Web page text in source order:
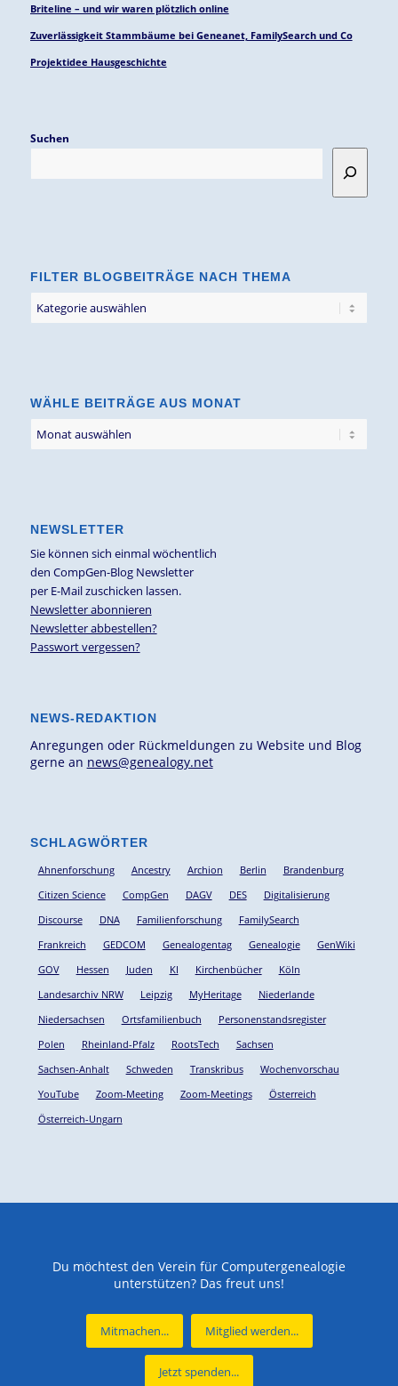
Briteline – und wir waren plötzlich online
Zuverlässigkeit Stammbäume bei Geneanet, FamilySearch und Co
Projektidee Hausgeschichte
Suchen
FILTER BLOGBEITRÄGE NACH THEMA
Blogbeiträge
WÄHLE BEITRÄGE AUS MONAT
NEWSLETTER
Sie können sich einmal wöchentlich
den CompGen-Blog Newsletter
per E-Mail zuschicken lassen.
Newsletter abonnieren
Newsletter abbestellen?
Passwort vergessen?
NEWS-REDAKTION
Anregungen oder Rückmeldungen zu Website und Blog
gerne an news@genealogy.net
SCHLAGWÖRTER
Ahnenforschung Ancestry Archion Berlin
Brandenburg
Citizen Science
CompGen DAGV DES
Digitalisierung
Discourse
DNA Familienforschung
FamilySearch
Frankreich
GEDCOM Genealogentag Genealogie
GenWiki
GOV
Hessen Juden KI Kirchenbücher
Köln
Landesarchiv NRW
Leipzig MyHeritage
Niederlande
Niedersachsen
Ortsfamilienbuch
Personenstandsregister
Polen
Rheinland-Pfalz RootsTech
Sachsen
Sachsen-Anhalt
Schweden Transkribus
Wochenvorschau
YouTube
Zoom-Meeting Zoom-Meetings
Österreich
Österreich-Ungarn
Du möchtest den Verein für Computergenealogie
unterstützen? Das freut uns!
Mitmachen... Mitglied werden...
Jetzt spenden...